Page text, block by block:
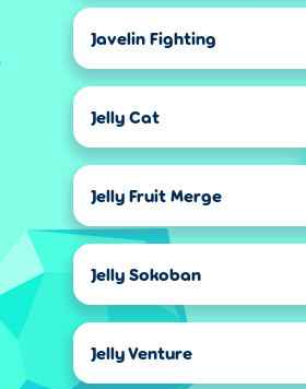
Javelin Fighting
Jelly Cat
Jelly Fruit Merge
Jelly Sokoban
Jelly Venture